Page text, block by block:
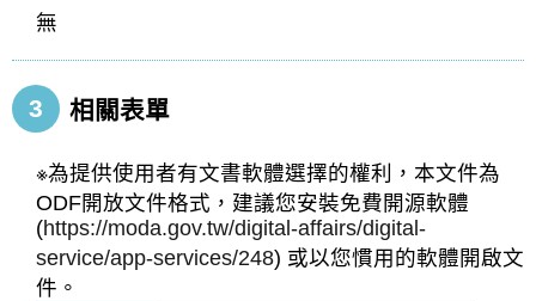
無
3 相關表單
※為提供使用者有文書軟體選擇的權利，本文件為
ODF開放文件格式，建議您安裝免費開源軟體
(https://moda.gov.tw/digital-affairs/digital-
service/app-services/248) 或以您慣用的軟體開啟文
件。